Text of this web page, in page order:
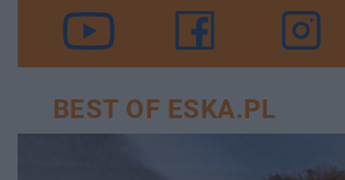
BEST OF ESKA.PL